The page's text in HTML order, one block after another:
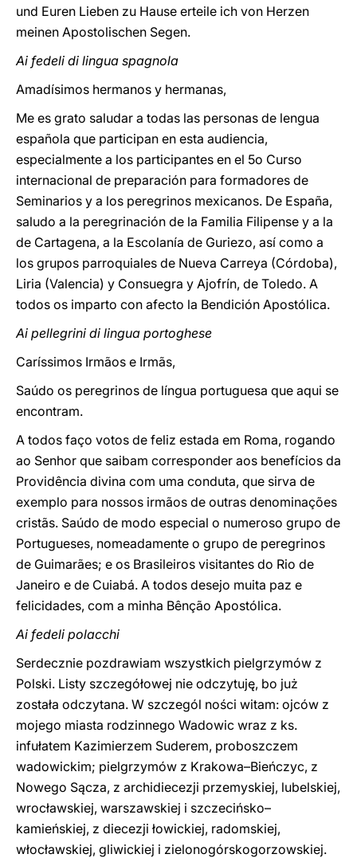
und Euren Lieben zu Hause erteile ich von Herzen
meinen Apostolischen Segen.
Ai fedeli di lingua spagnola
Amadísimos hermanos y hermanas,
Me es grato saludar a todas las personas de lengua
española que participan en esta audiencia,
especialmente a los participantes en el 5o Curso
internacional de preparación para formadores de
Seminarios y a los peregrinos mexicanos. De España,
saludo a la peregrinación de la Familia Filipense y a la
de Cartagena, a la Escolanía de Guriezo, así como a
los grupos parroquiales de Nueva Carreya (Córdoba),
Liria (Valencia) y Consuegra y Ajofrín, de Toledo. A
todos os imparto con afecto la Bendición Apostólica.
Ai pellegrini di lingua portoghese
Caríssimos Irmãos e Irmãs,
Saúdo os peregrinos de língua portuguesa que aqui se
encontram.
A todos faço votos de feliz estada em Roma, rogando
ao Senhor que saibam corresponder aos benefícios da
Providência divina com uma conduta, que sirva de
exemplo para nossos irmãos de outras denominações
cristãs. Saúdo de modo especial o numeroso grupo de
Portugueses, nomeadamente o grupo de peregrinos
de Guimarães; e os Brasileiros visitantes do Rio de
Janeiro e de Cuiabá. A todos desejo muita paz e
felicidades, com a minha Bênção Apostólica.
Ai fedeli polacchi
Serdecznie pozdrawiam wszystkich pielgrzymów z
Polski. Listy szczegółowej nie odczytuję, bo już
została odczytana. W szczegól ności witam: ojców z
mojego miasta rodzinnego Wadowic wraz z ks.
infułatem Kazimierzem Suderem, proboszczem
wadowickim; pielgrzymów z Krakowa–Bieńczyc, z
Nowego Sącza, z archidiecezji przemyskiej, lubelskiej,
wrocławskiej, warszawskiej i szczecińsko–
kamieńskiej, z diecezji łowickiej, radomskiej,
włocławskiej, gliwickiej i zielonogórskogorzowskiej.